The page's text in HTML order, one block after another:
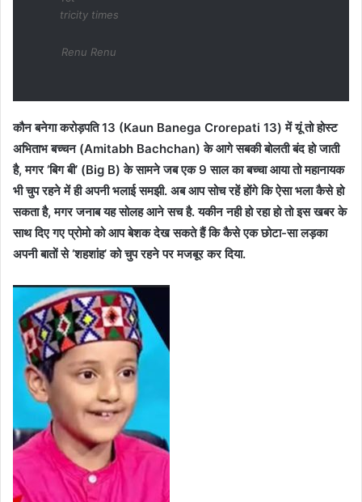
tricity times
Renu Renu
कौन बनेगा करोड़पति 13 (Kaun Banega Crorepati 13) में यूं तो होस्ट
अभिताभ बच्चन (Amitabh Bachchan) के आगे सबकी बोलती बंद हो जाती
है, मगर ‘बिग बी’ (Big B) के सामने जब एक 9 साल का बच्चा आया तो महानायक
भी चुप रहने में ही अपनी भलाई समझी. अब आप सोच रहें होंगे कि ऐसा भला कैसे हो
सकता है, मगर जनाब यह सोलह आने सच है. यकीन नही हो रहा हो तो इस खबर के
साथ दिए गए प्रोमो को आप बेशक देख सकते हैं कि कैसे एक छोटा-सा लड़का
अपनी बातों से ‘शहशांह’ को चुप रहने पर मजबूर कर दिया.